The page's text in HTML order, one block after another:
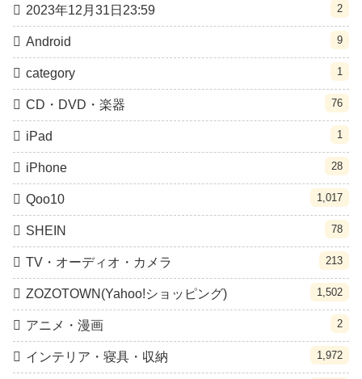
2023年12月31日23:59 2
Android 9
category 1
CD・DVD・楽器 76
iPad 1
iPhone 28
Qoo10 1,017
SHEIN 78
TV・オーディオ・カメラ 213
ZOZOTOWN(Yahoo!ショッピング) 1,502
アニメ・漫画 2
インテリア・寝具・収納 1,972